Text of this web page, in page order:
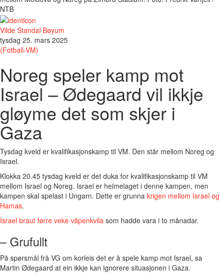
NTB
Vilde Standal Bøyum
tysdag 25. mars 2025
(Fotball-VM)
Noreg speler kamp mot
Israel – Ødegaard vil ikkje
gløyme det som skjer i
Gaza
Tysdag kveld er kvalifikasjonskamp til VM. Den står mellom Noreg og
Israel.
Klokka 20.45 tysdag kveld er det duka for kvalifikasjonskamp til VM
mellom Israel og Noreg. Israel er heimelaget i denne kampen, men
kampen skal spelast i Ungarn. Dette er grunna krigen mellom Israel og
Hamas.
Israel braut førre veke våpenkvila som hadde vara i to månadar.
– Grufullt
På spørsmål frå VG om korleis det er å spele kamp mot Israel, sa
Martin Ødegaard at ein ikkje kan ignorere situasjonen i Gaza.